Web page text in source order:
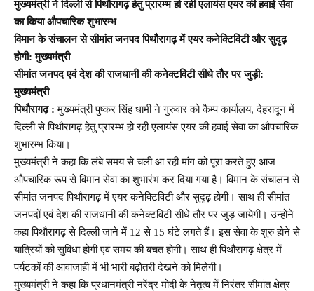
मुख्यमंत्री ने दिल्ली से पिथौरागढ़ हेतु प्रारम्भ हो रही एलायंस एयर की हवाई सेवा
का किया औपचारिक शुभारम्भ
विमान के संचालन से सीमांत जनपद पिथौरागढ़ में एयर कनेक्टिविटी और सुदृढ़
होगी: मुख्यमंत्री
सीमांत जनपद एवं देश की राजधानी की कनेक्टविटी सीधे तौर पर जुड़ी:
मुख्यमंत्री
पिथौरागढ़ :मुख्यमंत्री पुष्कर सिंह धामी ने गुरुवार को कैम्प कार्यालय, देहरादून में
दिल्ली से पिथौरागढ़ हेतु प्रारम्भ हो रही एलायंस एयर की हवाई सेवा का औपचारिक
शुभारम्भ किया।
मुख्यमंत्री ने कहा कि लंबे समय से चली आ रही मांग को पूरा करते हुए आज
औपचारिक रूप से विमान सेवा का शुभारंभ कर दिया गया है। विमान के संचालन से
सीमांत जनपद पिथौरागढ़ में एयर कनेक्टिविटी और सुदृढ़ होगी। साथ ही सीमांत
जनपदों एवं देश की राजधानी की कनेक्टविटी सीधे तौर पर जुड़ जायेगी। उन्होंने
कहा पिथौरागढ़ से दिल्ली जाने में 12 से 15 घंटे लगते हैं। इस सेवा के शुरु होने से
यात्रियों को सुविधा होगी एवं समय की बचत होगी। साथ ही पिथौरागढ़ क्षेत्र में
पर्यटकों की आवाजाही में भी भारी बढ़ोतरी देखने को मिलेगी।
मुख्यमंत्री ने कहा कि प्रधानमंत्री नरेंद्र मोदी के नेतृत्व में निरंतर सीमांत क्षेत्र